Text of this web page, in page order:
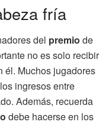
fría
del premio de
no es solo recibir
él. Muchos jugadores
ingresos entre
Además, recuerda
debe hacerse en los